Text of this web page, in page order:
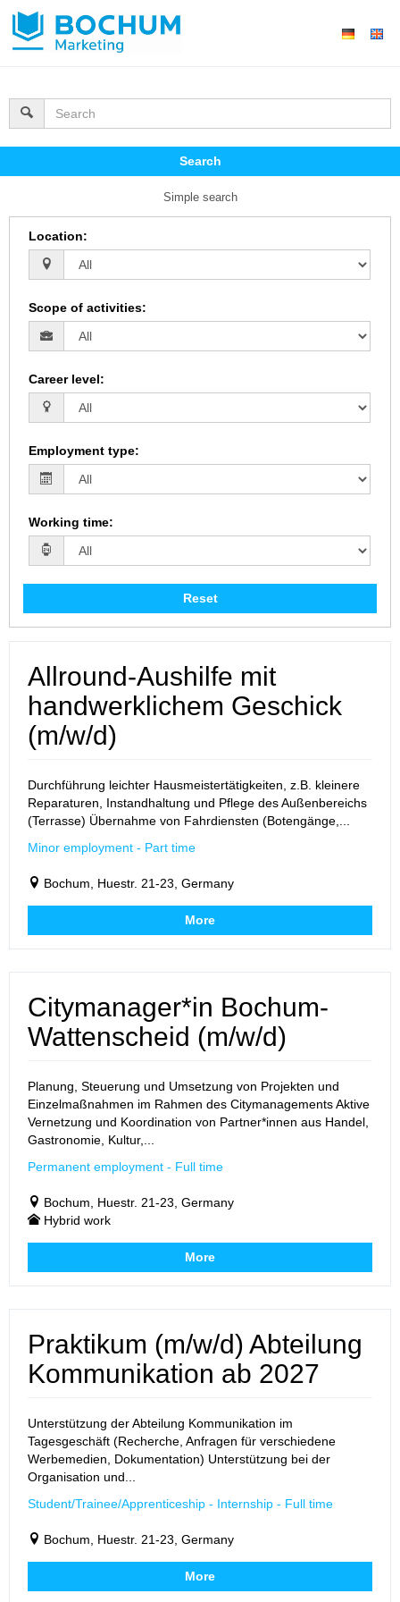
Search
Simple search
Location:
Scope of activities:
Career level:
Employment type:
Working time:
Reset
Allround-Aushilfe mit
handwerklichem Geschick
(m/w/d)
Durchführung leichter Hausmeistertätigkeiten, z.B. kleinere
Reparaturen, Instandhaltung und Pflege des Außenbereichs
(Terrasse) Übernahme von Fahrdiensten (Botengänge,...
Minor employment - Part time
Bochum, Huestr. 21-23, Germany
More
Citymanager*in Bochum-
Wattenscheid (m/w/d)
Planung, Steuerung und Umsetzung von Projekten und
Einzelmaßnahmen im Rahmen des Citymanagements Aktive
Vernetzung und Koordination von Partner*innen aus Handel,
Gastronomie, Kultur,...
Permanent employment - Full time
Bochum, Huestr. 21-23, Germany
Hybrid work
More
Praktikum (m/w/d) Abteilung
Kommunikation ab 2027
Unterstützung der Abteilung Kommunikation im
Tagesgeschäft (Recherche, Anfragen für verschiedene
Werbemedien, Dokumentation) Unterstützung bei der
Organisation und...
Student/Trainee/Apprenticeship - Internship - Full time
Bochum, Huestr. 21-23, Germany
More